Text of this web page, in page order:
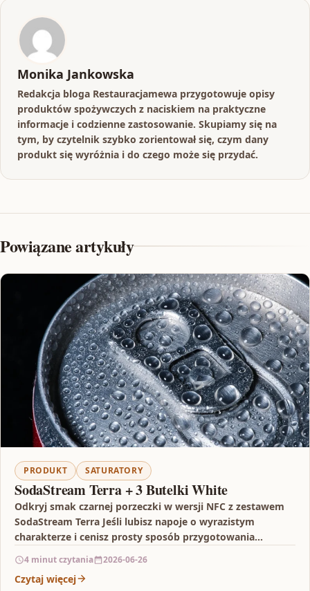
Monika Jankowska
Redakcja bloga Restauracjamewa przygotowuje opisy
produktów spożywczych z naciskiem na praktyczne
informacje i codzienne zastosowanie. Skupiamy się na
tym, by czytelnik szybko zorientował się, czym dany
produkt się wyróżnia i do czego może się przydać.
Powiązane artykuły
PRODUKT SATURATORY
SodaStream Terra + 3 Butelki White
Odkryj smak czarnej porzeczki w wersji NFC z zestawem
SodaStream Terra Jeśli lubisz napoje o wyrazistym
charakterze i cenisz prosty sposób przygotowania
4 minut czytania 2026-06-26
Czytaj więcej